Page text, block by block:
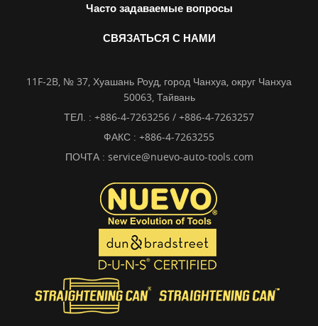
Часто задаваемые вопросы
СВЯЗАТЬСЯ С НАМИ
11F-2B, № 37, Хуашань Роуд, город Чанхуа, округ Чанхуа
50063, Тайвань
ТЕЛ. : +886-4-7263256 / +886-4-7263257
ФАКС : +886-4-7263255
ПОЧТА : service@nuevo-auto-tools.com